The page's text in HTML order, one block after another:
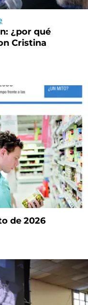
¿por qué
Cristina
de 2026